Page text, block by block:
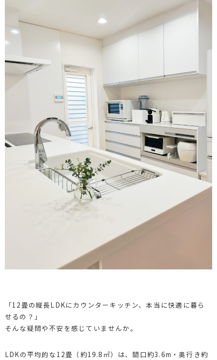
「12畳の縦長LDKにカウンターキッチン、本当に快適に暮ら
せるの？」
そんな疑問や不安を感じていませんか。
LDKの平均的な12畳（約19.8㎡）は、間口約3.6m・奥行き約